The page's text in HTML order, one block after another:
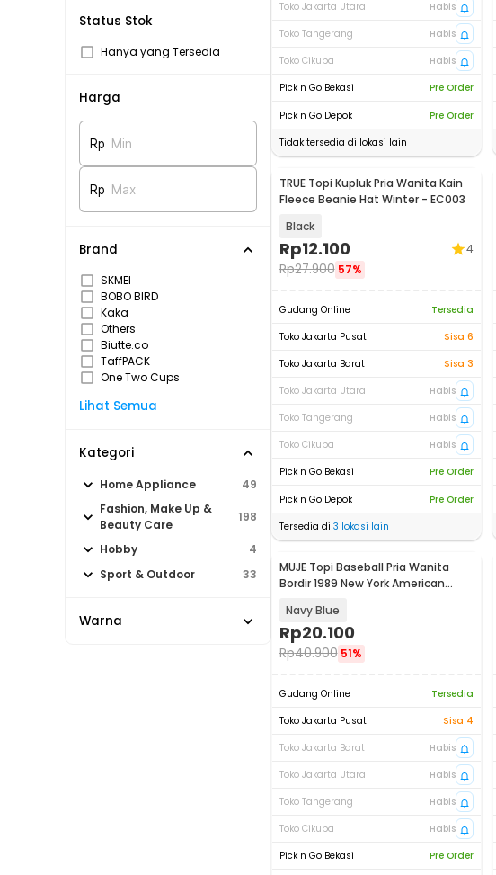
Status Stok
Hanya yang Tersedia
Harga
Rp Min
Rp Max
Brand
SKMEI
BOBO BIRD
Kaka
Others
Biutte.co
TaffPACK
One Two Cups
Lihat Semua
Kategori
Home Appliance
49
Fashion, Make Up &
Beauty Care
198
Hobby
4
Sport & Outdoor
33
Warna
Toko Jakarta Utara
Habis
Toko Tangerang
Habis
Toko Cikupa
Habis
Pick n Go Bekasi
Pre Order
Pick n Go Depok
Pre Order
Tidak tersedia di lokasi lain
TRUE Topi Kupluk Pria Wanita Kain
Fleece Beanie Hat Winter - EC003
Black
Rp12.100
Rp27.900 57%
4
Gudang Online
Tersedia
Toko Jakarta Pusat
Sisa 6
Toko Jakarta Barat
Sisa 3
Toko Jakarta Utara
Habis
Toko Tangerang
Habis
Toko Cikupa
Habis
Pick n Go Bekasi
Pre Order
Pick n Go Depok
Pre Order
Tersedia di 3 lokasi lain
MUJE Topi Baseball Pria Wanita
Bordir 1989 New York American
Navy Blue
Rp20.100
Rp40.900 51%
Gudang Online
Tersedia
Toko Jakarta Pusat
Sisa 4
Toko Jakarta Barat
Habis
Toko Jakarta Utara
Habis
Toko Tangerang
Habis
Toko Cikupa
Habis
Pick n Go Bekasi
Pre Order